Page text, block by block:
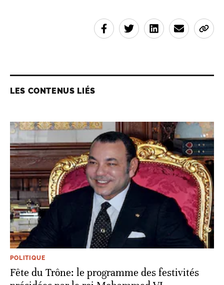
LES CONTENUS LIÉS
POLITIQUE
Fête du Trône: le programme des festivités